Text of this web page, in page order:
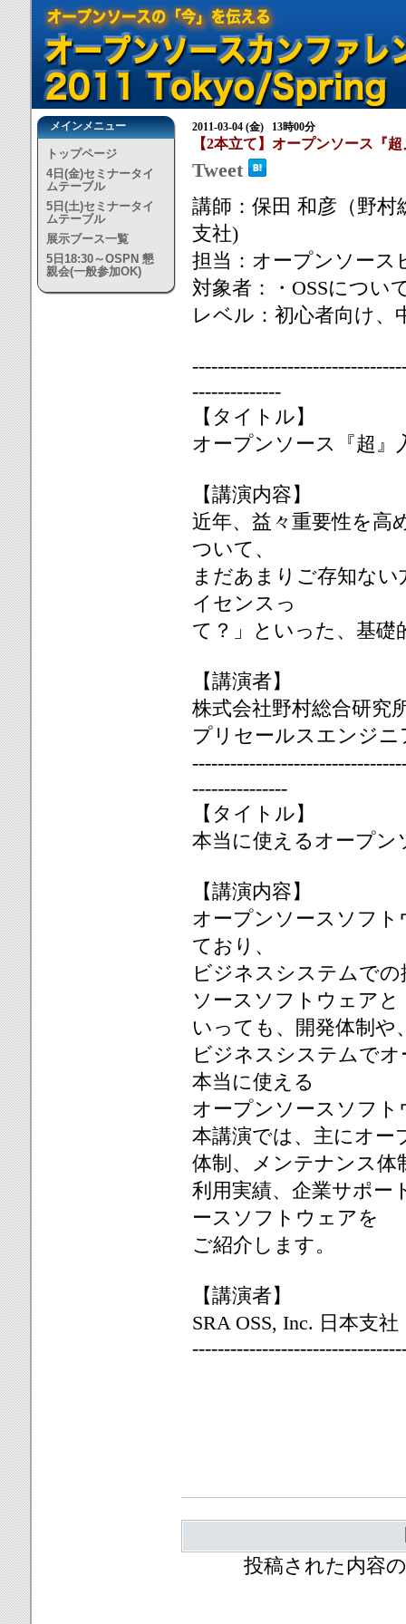
メインメニュー
トップページ
4日(金)セミナータイ
ムテーブル
5日(土)セミナータイ
ムテーブル
展示ブース一覧
5日18:30～OSPN 懇
親会(一般参加OK)
2011-03-04 (金) 13時00分
【2本立て】オープンソース『
Tweet
講師：保田 和彦（野村
支社)
担当：オープンソース
対象者：・OSSについ
レベル：初心者向け、
--------------
【タイトル】
オープンソース『超』
【講演内容】
近年、益々重要性を高
ついて、
まだあまりご存知な
イセンスっ
て？」といった、基礎
【講演者】
株式会社野村総合研
プリセールスエンジ
---------------
【タイトル】
本当に使えるオープン
【講演内容】
オープンソースソフ
ており、
ビジネスシステムで
ソースソフトウェアと
いっても、開発体制や
ビジネスシステムで
本当に使える
オープンソースソフ
本講演では、主にオー
体制、メンテナンス体
利用実績、企業サポー
ースソフトウェアを
ご紹介します。
【講演者】
SRA OSS, Inc. 日本支社
投稿された内容